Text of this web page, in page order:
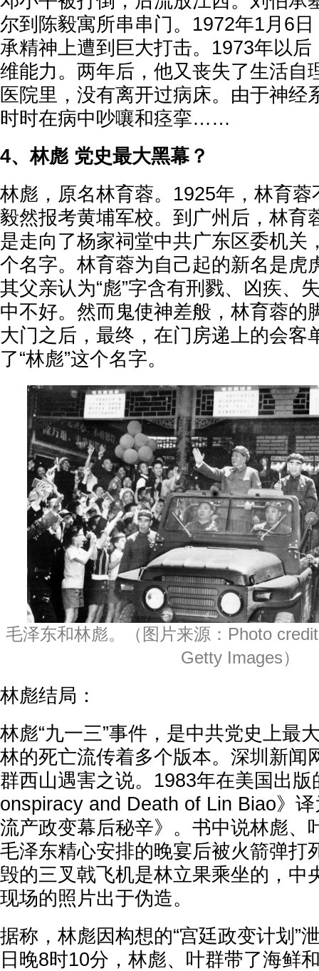
尔到陈毅寓所串串门。1972年1月6
承精神上遭到巨大打击。1973年以
维能力。两年后，他又丧失了生活自
医院里，没有离开过病床。由于神经
时时在病中吵嚷和痉挛……
4、林彪 党史最大黑幕？
林彪，原名林育蓉。1925年，林育
毅然报考黄埔军校。到广州后，林育
是走向了杨家祠堂中共广东区委机关
个名字。林育蓉为自己起的新名是虎
其父亲认为“彪”字含有刑戮、凶疾、
中不好。然而鬼使神差般，林育蓉的
大门之后，最终，在门房递上的会客
了“林彪”这个名字。
毛泽东和林彪。（图片来源：Photo
Getty Images）
林彪结局：
林彪“九一三”事件，是中共党史上最
林的死亡流传着多个版本。深圳新闻
群西山遇害之说。1983年在美国出
onspiracy and Death of Lin Biao》
流产政变幕后秘辛》。书中说林彪、
毛泽东精心安排的晚宴后被火箭弹打
毁的三叉戟飞机是林立果乘坐的，中
现场的照片出于伪造。
据称，林彪因构想的“宫廷政变计划”
日晚8时10分，林彪、叶群带了海鲜